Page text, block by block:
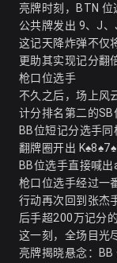
亮牌时刻，BTN 位
公共牌发出 9、J
这记天降炸弹不仅
更助其实现记分翻
枪口位选手
不久之后，场上风
计分排名第二的SB
BB位短记分选手同
翻牌圈开出
BB位选手直接喊
枪口位选手经过一
行动再次回到张杰
后手超200万记分
这一刻，全场目光
亮牌揭晓悬念：BB